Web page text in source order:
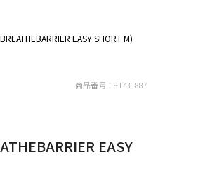
EASY SHORT M)
EASY
商品番号： 81731887